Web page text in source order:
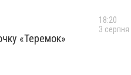
«Теремок»
18:20
3 серпня